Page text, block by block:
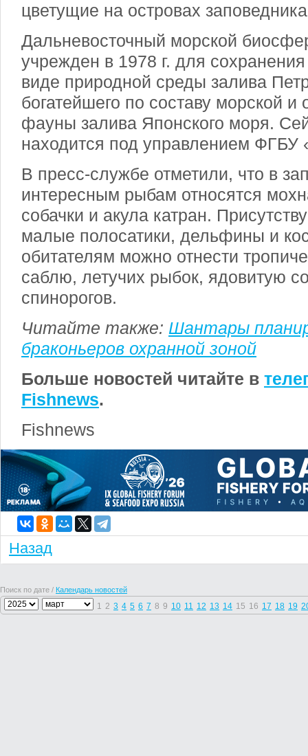
цветущие на островах
Дальневосточный морской
учрежден в 1978 г. для
виде природной среды залива
богатейшего по составу морской
фауны залива Японского моря.
находится под управлением ФГБУ
В пресс-службе отметили, что в
интересным рыбам относятся
собачки и акула катран.
малые полосатики, дельфины и
обитателям можно отнести
саблю, летучих рыбок, ядовитую
спинорогов.
Читайте также: Шантары
браконьеров охранной зоной
Больше новостей читайте в
Fishnews.
Fishnews
Назад
Поиск по дате / Календарь новостей
1 2 3 4 5 6 7 8 9 10 11 12 13 14 15 16 17 18 19